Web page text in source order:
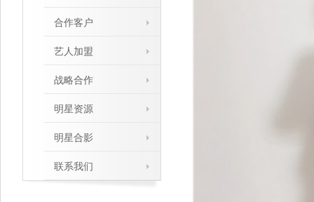
合作客户
艺人加盟
战略合作
明星资源
明星合影
联系我们